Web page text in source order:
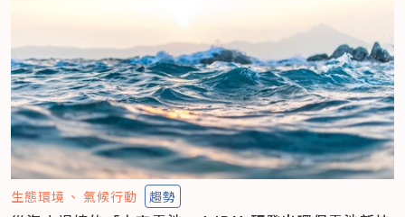
生態環境 氣候行動 趨勢